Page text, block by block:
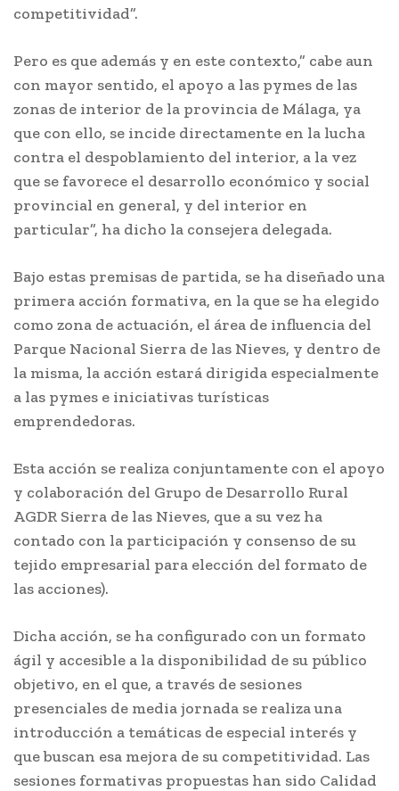
competitividad”.
Pero es que además y en este contexto,” cabe aun
con mayor sentido, el apoyo a las pymes de las
zonas de interior de la provincia de Málaga, ya
que con ello, se incide directamente en la lucha
contra el despoblamiento del interior, a la vez
que se favorece el desarrollo económico y social
provincial en general, y del interior en
particular”, ha dicho la consejera delegada.
Bajo estas premisas de partida, se ha diseñado una
primera acción formativa, en la que se ha elegido
como zona de actuación, el área de influencia del
Parque Nacional Sierra de las Nieves, y dentro de
la misma, la acción estará dirigida especialmente
a las pymes e iniciativas turísticas
emprendedoras.
Esta acción se realiza conjuntamente con el apoyo
y colaboración del Grupo de Desarrollo Rural
AGDR Sierra de las Nieves, que a su vez ha
contado con la participación y consenso de su
tejido empresarial para elección del formato de
las acciones).
Dicha acción, se ha configurado con un formato
ágil y accesible a la disponibilidad de su público
objetivo, en el que, a través de sesiones
presenciales de media jornada se realiza una
introducción a temáticas de especial interés y
que buscan esa mejora de su competitividad. Las
sesiones formativas propuestas han sido Calidad